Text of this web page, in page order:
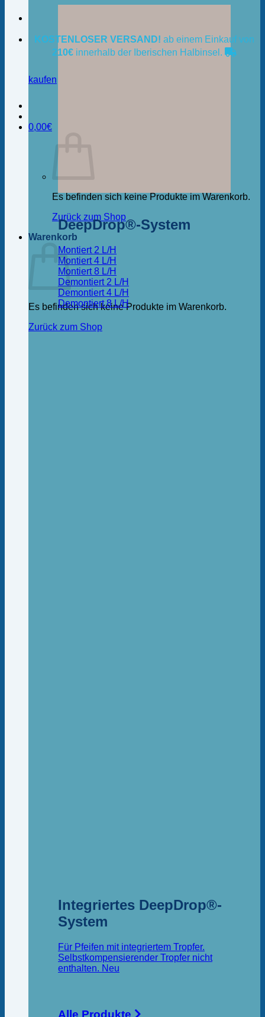
KOSTENLOSER VERSAND! ab einem Einkauf von
210€ innerhalb der Iberischen Halbinsel.
kaufen
0,00€
Es befinden sich keine Produkte im Warenkorb.
Zurück zum Shop
Warenkorb
Es befinden sich keine Produkte im Warenkorb.
Zurück zum Shop
DeepDrop®-System
Montiert 2 L/H
Montiert 4 L/H
Montiert 8 L/H
Demontiert 2 L/H
Demontiert 4 L/H
Demontiert 8 L/H
Integriertes DeepDrop®-
System
Für Pfeifen mit integriertem Tropfer.
Selbstkompensierender Tropfer nicht
enthalten.